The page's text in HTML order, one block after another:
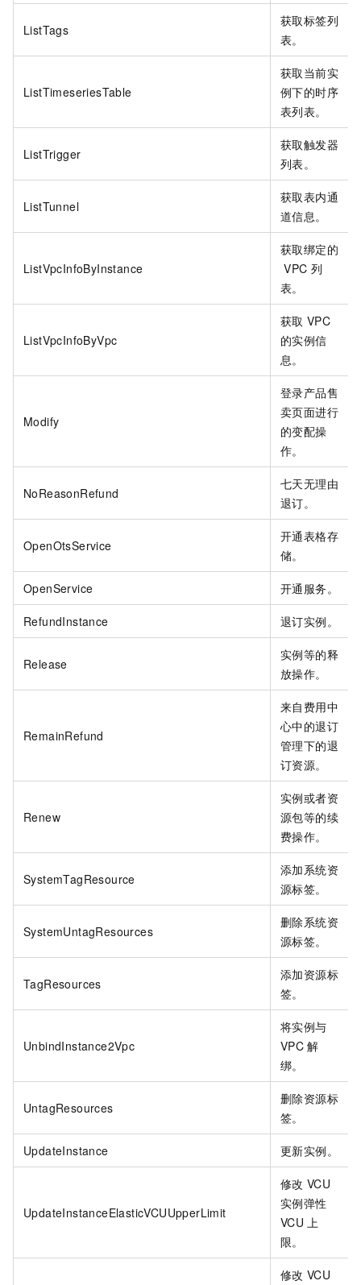
ListTags
获取标签列
表。
ListTimeseriesTable
获取当前实
例下的时序
表列表。
ListTrigger
获取触发器
列表。
ListTunnel
获取表内通
道信息。
ListVpcInfoByInstance
获取绑定的
VPC 列
表。
ListVpcInfoByVpc
获取 VPC
的实例信
息。
Modify
登录产品售
卖页面进行
的变配操
作。
NoReasonRefund
七天无理由
退订。
OpenOtsService
开通表格存
储。
OpenService 开通服务。
RefundInstance 退订实例。
Release
实例等的释
放操作。
RemainRefund
来自费用中
心中的退订
管理下的退
订资源。
Renew
实例或者资
源包等的续
费操作。
SystemTagResource
添加系统资
源标签。
SystemUntagResources
删除系统资
源标签。
TagResources
添加资源标
签。
UnbindInstance2Vpc
将实例与
VPC 解
绑。
UntagResources
删除资源标
签。
UpdateInstance 更新实例。
UpdateInstanceElasticVCUUpperLimit
修改 VCU
实例弹性
VCU 上
限。
修改 VCU